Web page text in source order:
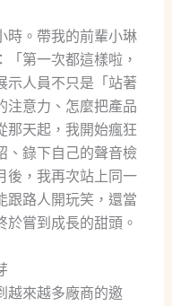
時。帶我的前輩小琳
「第一次都這樣啦，
示人員不只是「站著
注意力、怎麼把產品
那天起，我開始瘋狂
、錄下自己的聲音檢
後，我再次站上同一
跟路人開玩笑，還當
嘗到成長的甜頭。
越來越多廠商的邀